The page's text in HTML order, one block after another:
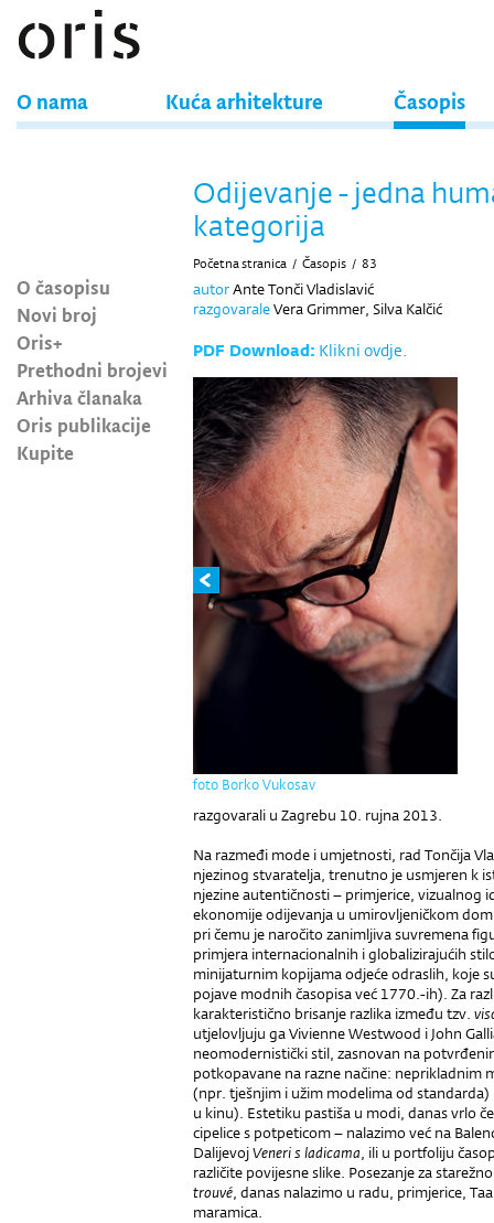
O nama Kuća arhitekture Časopis
O časopisu
Novi broj
Oris+
Prethodni brojevi
Arhiva članaka
Oris publikacije
Kupite
Odijevanje - jedna
kategorija
Početna stranica / Časopis / 83
autorAnte Tonči Vladislavić
razgovaraleVera Grimmer, Silva Kalčić
PDF Download: Klikni ovdje.
foto Borko Vukosav
razgovarali u Zagrebu 10. rujna 2013.
Na razmeđi mode i umjetnosti, rad Tončija
njezinog stvaratelja, trenutno je usmjeren k
njezine autentičnosti – primjerice, vizualnog
ekonomije odijevanja u umirovljeničkom
pri čemu je naročito zanimljiva suvremena
primjera internacionalnih i globalizirajućih
minijaturnim kopijama odjeće odraslih, koje
pojave modnih časopisa već 1770.-ih). Za
karakteristično brisanje razlika između tzv.
utjelovljuju ga Vivienne Westwood i John
neomodernistički stil, zasnovan na
potkopavane na razne načine:
(npr. tješnjim i užim modelima od
u kinu). Estetiku pastiša u modi, danas vrlo
cipelice s potpeticom – nalazimo već na
DalijevojVeneri s ladicama, ili u portfoliju
različite povijesne slike. Posezanje za
trouvé, danas nalazimo u radu, primjerice,
maramica.